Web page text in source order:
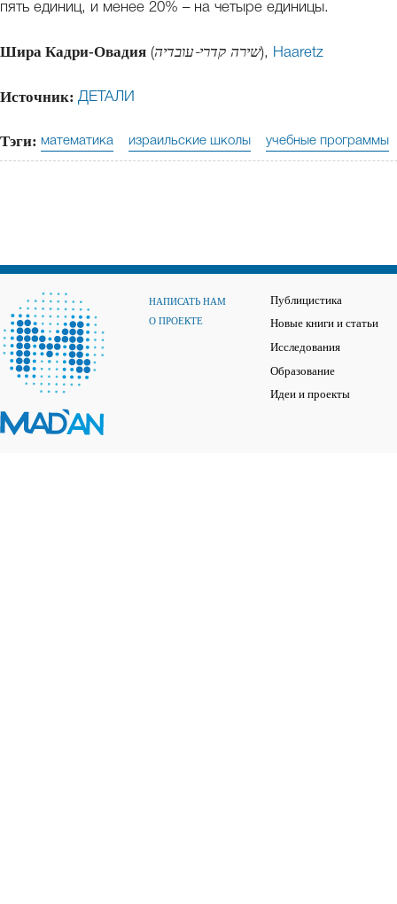
пять единиц, и менее 20% – на четыре единицы.
Шира Кадри-Овадия (שירה קדרי-עובדיה), Haaretz
Источник: ДЕТАЛИ
Тэги: математика израильские школы учебные программы
НАПИСАТЬ НАМ
О ПРОЕКТЕ
Публицистика
Новые книги и статьи
Исследования
Образование
Идеи и проекты